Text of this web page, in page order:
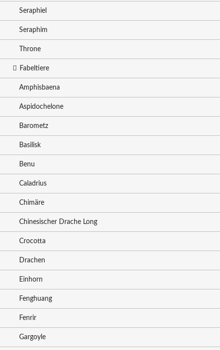
Seraphiel
Seraphim
Throne
Fabeltiere
Amphisbaena
Aspidochelone
Barometz
Basilisk
Benu
Caladrius
Chimäre
Chinesischer Drache Long
Crocotta
Drachen
Einhorn
Fenghuang
Fenrir
Gargoyle